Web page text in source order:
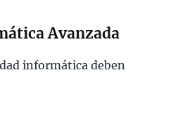
Avanzada
informática deben